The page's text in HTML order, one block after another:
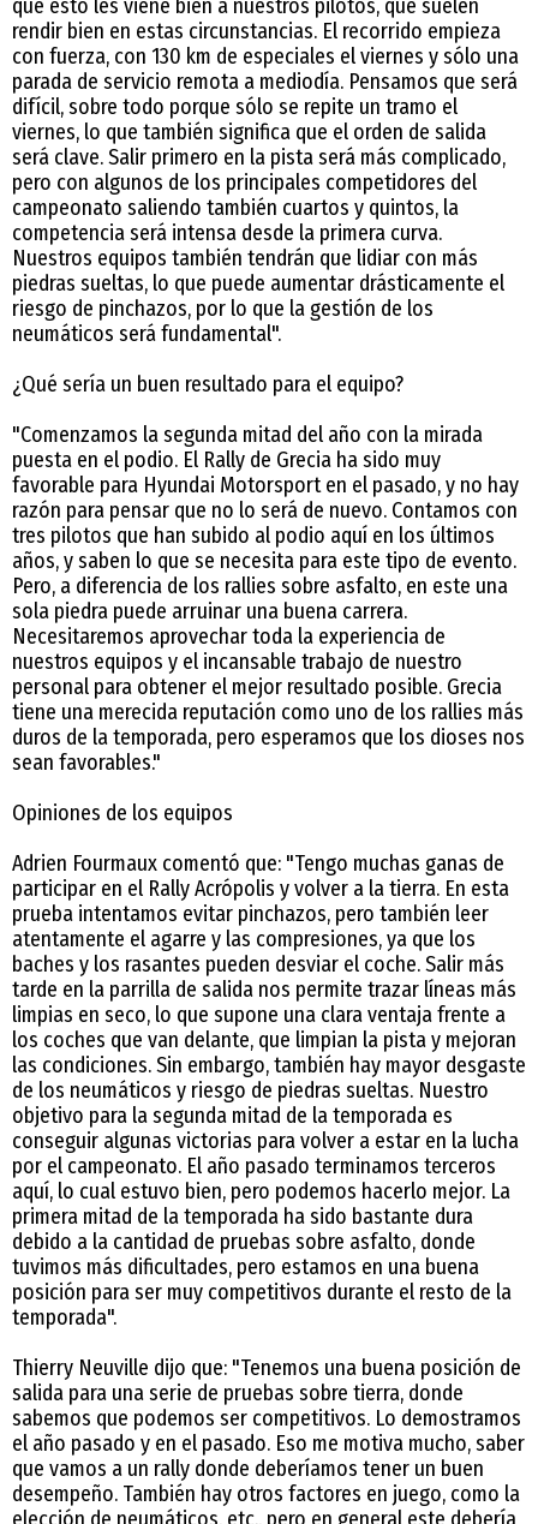
que esto les viene bien a nuestros pilotos, que suelen
rendir bien en estas circunstancias. El recorrido empieza
con fuerza, con 130 km de especiales el viernes y sólo una
parada de servicio remota a mediodía. Pensamos que será
difícil, sobre todo porque sólo se repite un tramo el
viernes, lo que también significa que el orden de salida
será clave. Salir primero en la pista será más complicado,
pero con algunos de los principales competidores del
campeonato saliendo también cuartos y quintos, la
competencia será intensa desde la primera curva.
Nuestros equipos también tendrán que lidiar con más
piedras sueltas, lo que puede aumentar drásticamente el
riesgo de pinchazos, por lo que la gestión de los
neumáticos será fundamental".
¿Qué sería un buen resultado para el equipo?
"Comenzamos la segunda mitad del año con la mirada
puesta en el podio. El Rally de Grecia ha sido muy
favorable para Hyundai Motorsport en el pasado, y no hay
razón para pensar que no lo será de nuevo. Contamos con
tres pilotos que han subido al podio aquí en los últimos
años, y saben lo que se necesita para este tipo de evento.
Pero, a diferencia de los rallies sobre asfalto, en este una
sola piedra puede arruinar una buena carrera.
Necesitaremos aprovechar toda la experiencia de
nuestros equipos y el incansable trabajo de nuestro
personal para obtener el mejor resultado posible. Grecia
tiene una merecida reputación como uno de los rallies más
duros de la temporada, pero esperamos que los dioses nos
sean favorables."
Opiniones de los equipos
Adrien Fourmaux comentó que: "Tengo muchas ganas de
participar en el Rally Acrópolis y volver a la tierra. En esta
prueba intentamos evitar pinchazos, pero también leer
atentamente el agarre y las compresiones, ya que los
baches y los rasantes pueden desviar el coche. Salir más
tarde en la parrilla de salida nos permite trazar líneas más
limpias en seco, lo que supone una clara ventaja frente a
los coches que van delante, que limpian la pista y mejoran
las condiciones. Sin embargo, también hay mayor desgaste
de los neumáticos y riesgo de piedras sueltas. Nuestro
objetivo para la segunda mitad de la temporada es
conseguir algunas victorias para volver a estar en la lucha
por el campeonato. El año pasado terminamos terceros
aquí, lo cual estuvo bien, pero podemos hacerlo mejor. La
primera mitad de la temporada ha sido bastante dura
debido a la cantidad de pruebas sobre asfalto, donde
tuvimos más dificultades, pero estamos en una buena
posición para ser muy competitivos durante el resto de la
temporada".
Thierry Neuville dijo que: "Tenemos una buena posición de
salida para una serie de pruebas sobre tierra, donde
sabemos que podemos ser competitivos. Lo demostramos
el año pasado y en el pasado. Eso me motiva mucho, saber
que vamos a un rally donde deberíamos tener un buen
desempeño. También hay otros factores en juego, como la
elección de neumáticos, etc., pero en general este debería